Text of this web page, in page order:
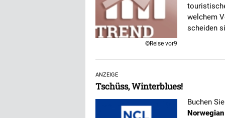
©Reise vor9
welchem
scheiden
ANZEIGE
Tschüss, Winterblues!
Buchen